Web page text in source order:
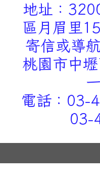
地址：
區月眉里
寄信或導
桃園市中
電話：03-
03-